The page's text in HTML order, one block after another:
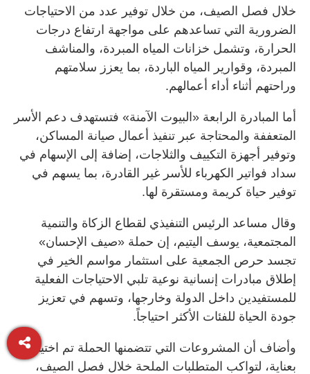
خلال فصل الصيف، من خلال توفير عدد من الاحتياجات
الضرورية التي تساعدهم على مواجهة ارتفاع درجات
الحرارة، وتشمل خزانات المياه المبردة، والمناشف
المبردة، وقوارير المياه الباردة، بما يعزز سلامتهم
وراحتهم أثناء أداء أعمالهم.
أما المبادرة الرابعة «البيوت الآمنة» فتستهدف دعم الأسر
المتعففة والمحتاجة عبر تنفيذ أعمال صيانة المساكن،
وتوفير أجهزة التكييف والثلاجات، إضافة إلى الإسهام في
سداد فواتير الكهرباء للأسر غير القادرة، بما يسهم في
توفير حياة كريمة ومستقرة لها.
وقال مساعد الرئيس التنفيذي لقطاع الزكاة والتنمية
المجتمعية، يوسف اليتيم، إن حملة «صيف الإحسان»
تجسد حرص الجمعية على استثمار مواسم الخير في
إطلاق مبادرات إنسانية نوعية تلبي الاحتياجات الفعلية
للمستفيدين داخل الدولة وخارجها، وتسهم في تعزيز
جودة الحياة للفئات الأكثر احتياجاً.
وأضاف أن المشروعات التي تتضمنها الحملة تم اختيارها
بعناية، لتواكب المتطلبات الملحة خلال فصل الصيف،